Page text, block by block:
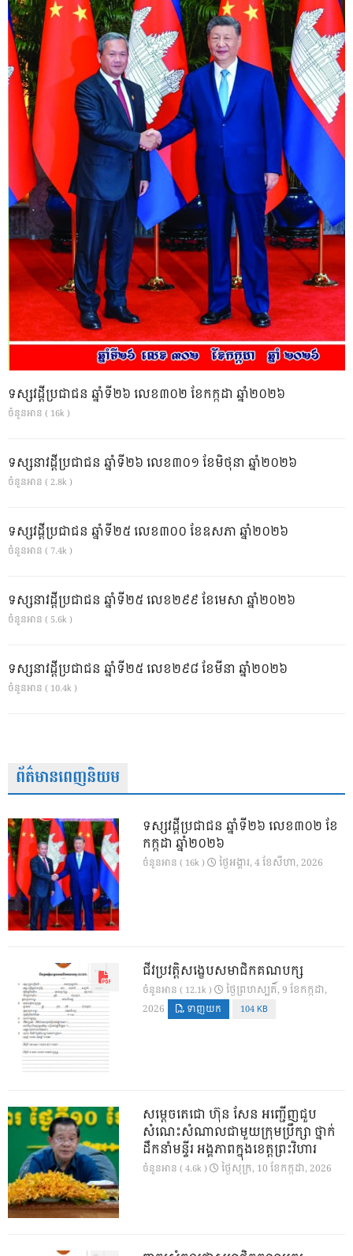
ទស្សវដ្តីប្រជាជន ឆ្នាំទី២៦ លេខ៣០២ ខែកក្កដា ឆ្នាំ២០២៦
ចំនួនអាន ( 16k )
ទស្សនាវដ្ដីប្រជាជន ឆ្នាំទី២៦ លេខ៣០១ ខែមិថុនា ឆ្នាំ២០២៦
ចំនួនអាន ( 2.8k )
ទស្សវដ្តីប្រជាជន ឆ្នាំទី២៥ លេខ៣០០ ខែឧសភា ឆ្នាំ២០២៦
ចំនួនអាន ( 7.4k )
ទស្សនាវដ្ដីប្រជាជន ឆ្នាំទី២៥ លេខ២៩៩ ខែមេសា ឆ្នាំ២០២៦
ចំនួនអាន ( 5.6k )
ទស្សនាវដ្ដីប្រជាជន ឆ្នាំទី២៥ លេខ២៩៨ ខែមីនា ឆ្នាំ២០២៦
ចំនួនអាន ( 10.4k )
ព័ត៌មានពេញនិយម
ទស្សវដ្តីប្រជាជន ឆ្នាំទី២៦ លេខ៣០២ ខែ
កក្កដា ឆ្នាំ២០២៦
ចំនួនអាន ( 16k ) ថ្ងៃ​អង្គារ, 4 ខែ​សីហា, 2026
ជីវប្រវត្តិសង្ខេបសមាជិកគណបក្ស
ចំនួនអាន ( 12.1k )
ថ្ងៃ​ព្រហស្បតិ៍, 9 ខែ​កក្កដា,
2026
ទាញយក 104 KB
សម្តេចតេជោ ហ៊ុន សែន អញ្ជើញជួប
សំណេះសំណាលជាមួយក្រុមប្រឹក្សា ថ្នាក់
ដឹកនាំមន្ទីរ អង្គភាពក្នុងខេត្តព្រះវិហារ
ចំនួនអាន ( 4.6k ) ថ្ងៃ​សុក្រ, 10 ខែ​កក្កដា, 2026